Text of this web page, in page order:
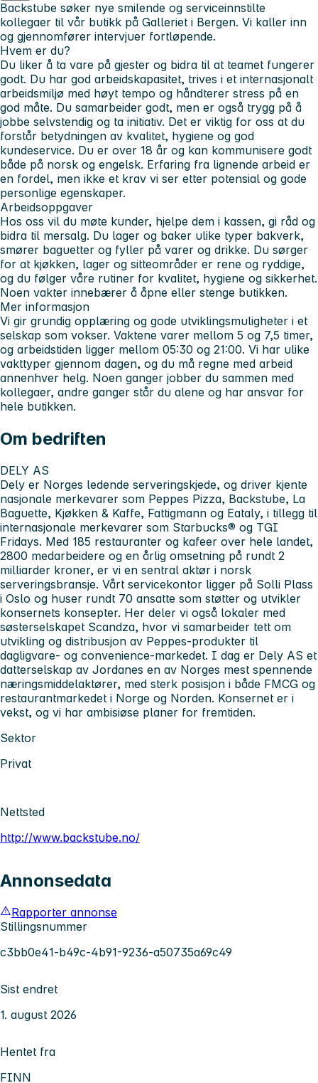
Backstube søker nye smilende og serviceinnstilte
kollegaer til vår butikk på Galleriet i Bergen. Vi kaller inn
og gjennomfører intervjuer fortløpende.
Hvem er du?
Du liker å ta vare på gjester og bidra til at teamet fungerer
godt. Du har god arbeidskapasitet, trives i et internasjonalt
arbeidsmiljø med høyt tempo og håndterer stress på en
god måte. Du samarbeider godt, men er også trygg på å
jobbe selvstendig og ta initiativ. Det er viktig for oss at du
forstår betydningen av kvalitet, hygiene og god
kundeservice. Du er over 18 år og kan kommunisere godt
både på norsk og engelsk. Erfaring fra lignende arbeid er
en fordel, men ikke et krav vi ser etter potensial og gode
personlige egenskaper.
Arbeidsoppgaver
Hos oss vil du møte kunder, hjelpe dem i kassen, gi råd og
bidra til mersalg. Du lager og baker ulike typer bakverk,
smører baguetter og fyller på varer og drikke. Du sørger
for at kjøkken, lager og sitteområder er rene og ryddige,
og du følger våre rutiner for kvalitet, hygiene og sikkerhet.
Noen vakter innebærer å åpne eller stenge butikken.
Mer informasjon
Vi gir grundig opplæring og gode utviklingsmuligheter i et
selskap som vokser. Vaktene varer mellom 5 og 7,5 timer,
og arbeidstiden ligger mellom 05:30 og 21:00. Vi har ulike
vakttyper gjennom dagen, og du må regne med arbeid
annenhver helg. Noen ganger jobber du sammen med
kollegaer, andre ganger står du alene og har ansvar for
hele butikken.
Om bedriften
DELY AS
Dely er Norges ledende serveringskjede, og driver kjente
nasjonale merkevarer som Peppes Pizza, Backstube, La
Baguette, Kjøkken & Kaffe, Fattigmann og Eataly, i tillegg til
internasjonale merkevarer som Starbucks® og TGI
Fridays. Med 185 restauranter og kafeer over hele landet,
2800 medarbeidere og en årlig omsetning på rundt 2
milliarder kroner, er vi en sentral aktør i norsk
serveringsbransje. Vårt servicekontor ligger på Solli Plass
i Oslo og huser rundt 70 ansatte som støtter og utvikler
konsernets konsepter. Her deler vi også lokaler med
søsterselskapet Scandza, hvor vi samarbeider tett om
utvikling og distribusjon av Peppes-produkter til
dagligvare- og convenience-markedet. I dag er Dely AS et
datterselskap av Jordanes en av Norges mest spennende
næringsmiddelaktører, med sterk posisjon i både FMCG og
restaurantmarkedet i Norge og Norden. Konsernet er i
vekst, og vi har ambisiøse planer for fremtiden.
Sektor
Privat
Nettsted
http://www.backstube.no/
Annonsedata
Rapporter annonse
Stillingsnummer
c3bb0e41-b49c-4b91-9236-a50735a69c49
Sist endret
1. august 2026
Hentet fra
FINN